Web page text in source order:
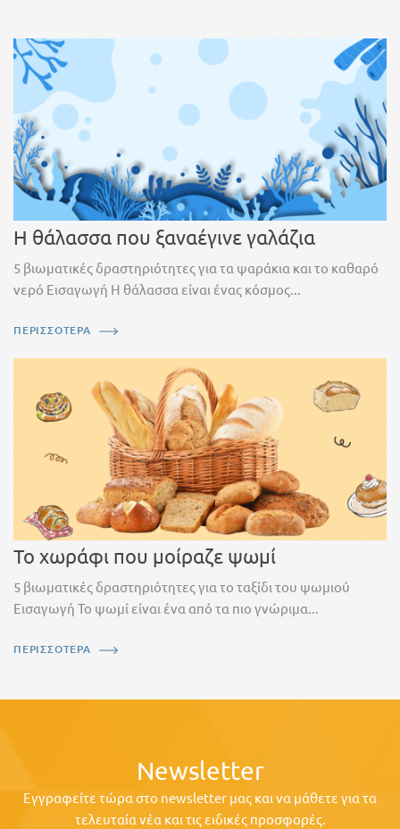
Η θάλασσα που ξαναέγινε γαλάζια
5 βιωματικές δραστηριότητες για τα ψαράκια και το καθαρό
νερό Εισαγωγή Η θάλασσα είναι ένας κόσμος...
ΠΕΡΙΣΣΟΤΕΡΑ
Το χωράφι που μοίραζε ψωμί
5 βιωματικές δραστηριότητες για το ταξίδι του ψωμιού
Εισαγωγή Το ψωμί είναι ένα από τα πιο γνώριμα...
ΠΕΡΙΣΣΟΤΕΡΑ
Newsletter
Εγγραφείτε τώρα στο newsletter μας και να μάθετε για τα
τελευταία νέα και τις ειδικές προσφορές.